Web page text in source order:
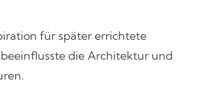
für später errichtete
die Architektur und